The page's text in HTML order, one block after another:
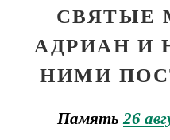
СВЯТЫЕ
АДРИАН И
НИМИ
Память26